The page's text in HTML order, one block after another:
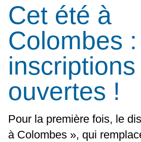
Cet été à
Colombes
ouvertes !
Pour la première fois, le
à Colombes », qui